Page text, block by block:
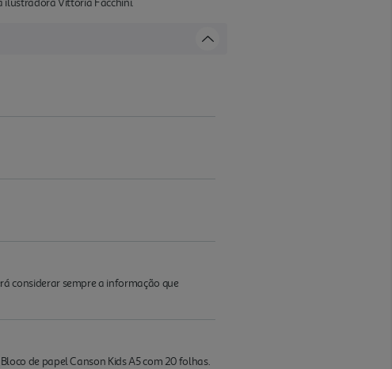
considerar sempre a informação que
de papel Canson Kids A5 com 20 folhas.